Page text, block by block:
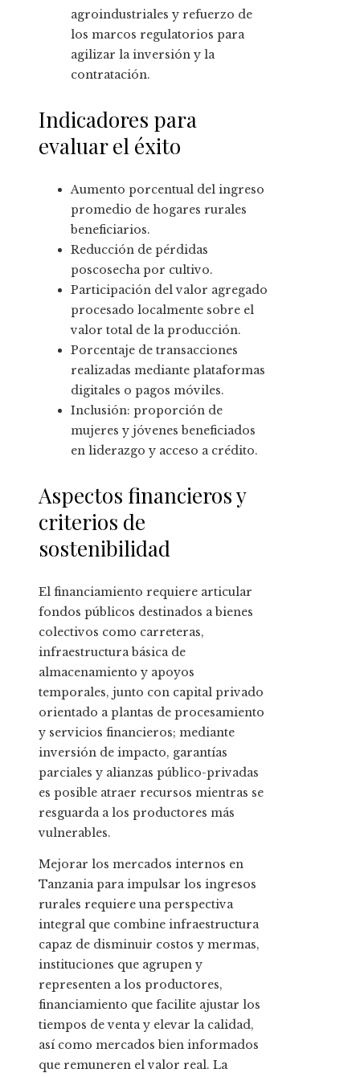
agroindustriales y refuerzo de
los marcos regulatorios para
agilizar la inversión y la
contratación.
Indicadores para
evaluar el éxito
Aumento porcentual del ingreso
promedio de hogares rurales
beneficiarios.
Reducción de pérdidas
poscosecha por cultivo.
Participación del valor agregado
procesado localmente sobre el
valor total de la producción.
Porcentaje de transacciones
realizadas mediante plataformas
digitales o pagos móviles.
Inclusión: proporción de
mujeres y jóvenes beneficiados
en liderazgo y acceso a crédito.
Aspectos financieros y
criterios de
sostenibilidad
El financiamiento requiere articular
fondos públicos destinados a bienes
colectivos como carreteras,
infraestructura básica de
almacenamiento y apoyos
temporales, junto con capital privado
orientado a plantas de procesamiento
y servicios financieros; mediante
inversión de impacto, garantías
parciales y alianzas público-privadas
es posible atraer recursos mientras se
resguarda a los productores más
vulnerables.
Mejorar los mercados internos en
Tanzania para impulsar los ingresos
rurales requiere una perspectiva
integral que combine infraestructura
capaz de disminuir costos y mermas,
instituciones que agrupen y
representen a los productores,
financiamiento que facilite ajustar los
tiempos de venta y elevar la calidad,
así como mercados bien informados
que remuneren el valor real. La